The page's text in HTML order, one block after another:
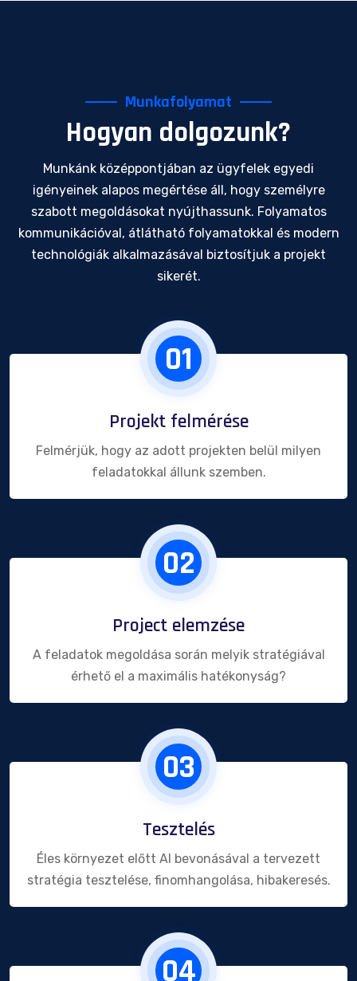
Munkafolyamat
Hogyan dolgozunk?
Munkánk középpontjában az ügyfelek egyedi
igényeinek alapos megértése áll, hogy személyre
szabott megoldásokat nyújthassunk. Folyamatos
kommunikációval, átlátható folyamatokkal és modern
technológiák alkalmazásával biztosítjuk a projekt
sikerét.
01
Projekt felmérése
Felmérjük, hogy az adott projekten belül milyen
feladatokkal állunk szemben.
02
Project elemzése
A feladatok megoldása során melyik stratégiával
érhető el a maximális hatékonyság?
03
Tesztelés
Éles környezet előtt AI bevonásával a tervezett
stratégia tesztelése, finomhangolása, hibakeresés.
04